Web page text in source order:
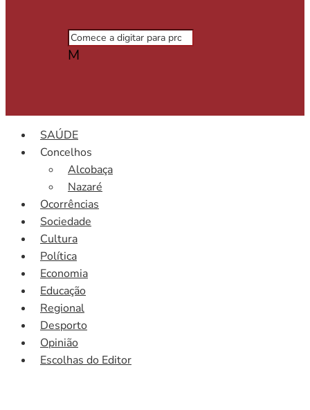
M
SAÚDE
Concelhos
Alcobaça
Nazaré
Ocorrências
Sociedade
Cultura
Política
Economia
Educação
Regional
Desporto
Opinião
Escolhas do Editor